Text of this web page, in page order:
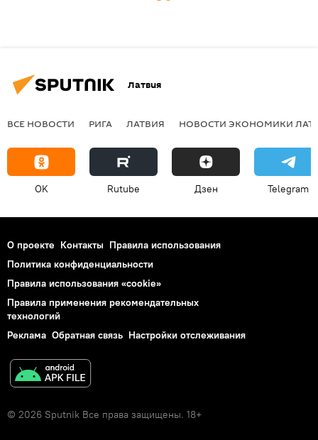
Латвия
ВСЕ НОВОСТИ РИГА ЛАТВИЯ НОВОСТИ ЭКОНОМИКИ
OK Rutube Дзен Telegram
О проекте Контакты Правила использования
Политика конфиденциальности
Правила использования «cookie»
Правила применения рекомендательных
технологий
Реклама Обратная связь Настройки отслеживания
© 2026 Sputnik Все права защищены. 18+